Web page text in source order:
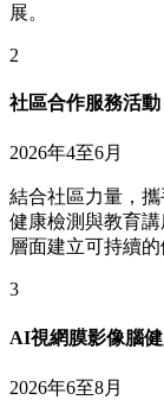
展。
2
社區合作服務活動
2026年4至6月
結合社區力量，
健康檢測與教育
層面建立可持續的
3
AI視網膜影像腦
2026年6至8月